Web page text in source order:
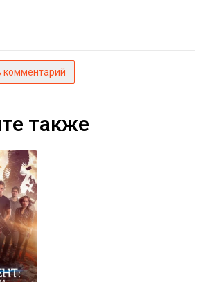
комментарий
также